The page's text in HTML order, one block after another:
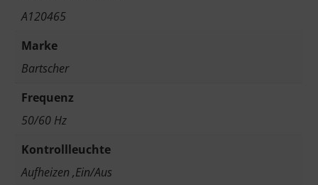
A120465
Marke
Bartscher
Frequenz
50/60 Hz
Kontrollleuchte
Aufheizen ,Ein/Aus